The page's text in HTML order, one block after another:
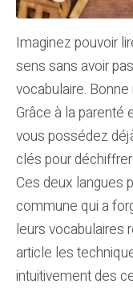
Imaginez pouvoir
sens sans avoir
vocabulaire.
Grâce à la parenté
vous possédez
clés pour
Ces deux langues
commune qui a
leurs vocabulaires
article les
intuitivement des